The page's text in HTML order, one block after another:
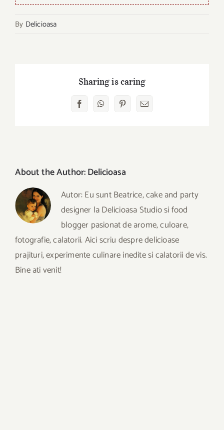
By Delicioasa
Sharing is caring
FacebookWhatsAppPinterest
E-
About the Author:Delicioasa
Autor: Eu sunt Beatrice, cake and party
designer la Delicioasa Studio si food
blogger pasionat de arome, culoare,
fotografie, calatorii. Aici scriu despre delicioase
prajituri, experimente culinare inedite si calatorii de vis.
Bine ati venit!